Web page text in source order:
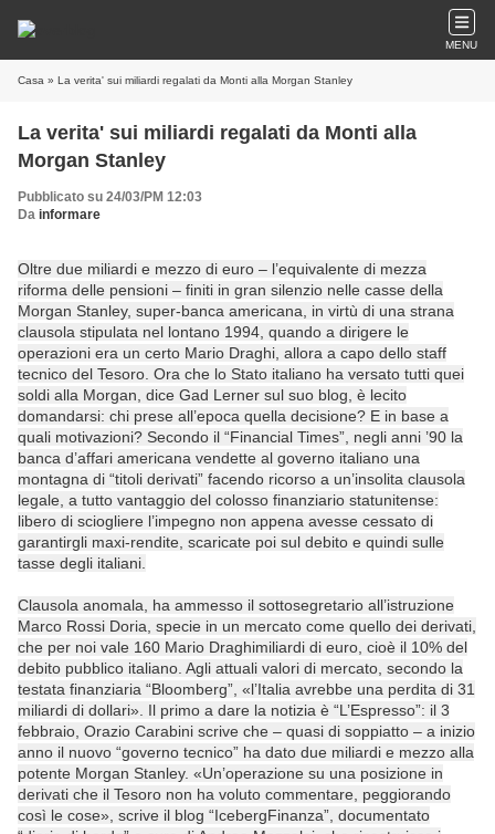
MENU
Casa » La verita' sui miliardi regalati da Monti alla Morgan Stanley
La verita' sui miliardi regalati da Monti alla
Morgan Stanley
Pubblicato su 24/03/PM 12:03
Da informare
Oltre due miliardi e mezzo di euro – l’equivalente di mezza
riforma delle pensioni – finiti in gran silenzio nelle casse della
Morgan Stanley, super-banca americana, in virtù di una strana
clausola stipulata nel lontano 1994, quando a dirigere le
operazioni era un certo Mario Draghi, allora a capo dello staff
tecnico del Tesoro. Ora che lo Stato italiano ha versato tutti quei
soldi alla Morgan, dice Gad Lerner sul suo blog, è lecito
domandarsi: chi prese all’epoca quella decisione? E in base a
quali motivazioni? Secondo il “Financial Times”, negli anni ’90 la
banca d’affari americana vendette al governo italiano una
montagna di “titoli derivati” facendo ricorso a un’insolita clausola
legale, a tutto vantaggio del colosso finanziario statunitense:
libero di sciogliere l’impegno non appena avesse cessato di
garantirgli maxi-rendite, scaricate poi sul debito e quindi sulle
tasse degli italiani.
Clausola anomala, ha ammesso il sottosegretario all’istruzione
Marco Rossi Doria, specie in un mercato come quello dei derivati,
che per noi vale 160 Mario Draghimiliardi di euro, cioè il 10% del
debito pubblico italiano. Agli attuali valori di mercato, secondo la
testata finanziaria “Bloomberg”, «l’Italia avrebbe una perdita di 31
miliardi di dollari». Il primo a dare la notizia è “L’Espresso”: il 3
febbraio, Orazio Carabini scrive che – quasi di soppiatto – a inizio
anno il nuovo “governo tecnico” ha dato due miliardi e mezzo alla
potente Morgan Stanley. «Un’operazione su una posizione in
derivati che il Tesoro non ha voluto commentare, peggiorando
così le cose», scrive il blog “IcebergFinanza”, documentato